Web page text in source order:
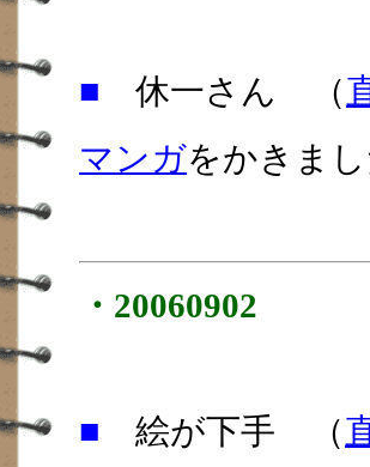
■ 休一さん （
マンガをかきま
・20060902
■ 絵が下手 （